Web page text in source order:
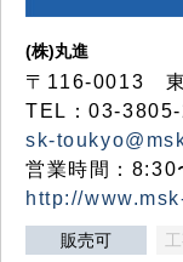
(株)丸進
〒116-0013 東
TEL：03-
sk-
営業時間：8:30
http://
販売可